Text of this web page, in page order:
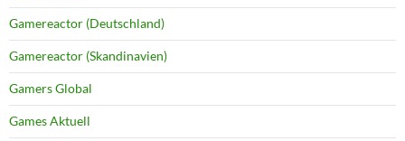
Gamereactor (Deutschland)
Gamereactor (Skandinavien)
Gamers Global
Games Aktuell